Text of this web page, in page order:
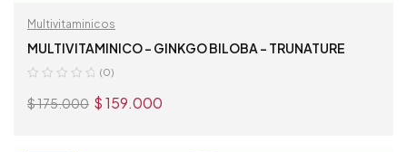
Multivitaminicos
MULTIVITAMINICO – GINKGO BILOBA – TRUNATURE
(0)
$175.000 $159.000